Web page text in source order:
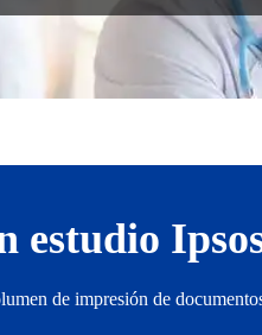
estudio
de impresión de